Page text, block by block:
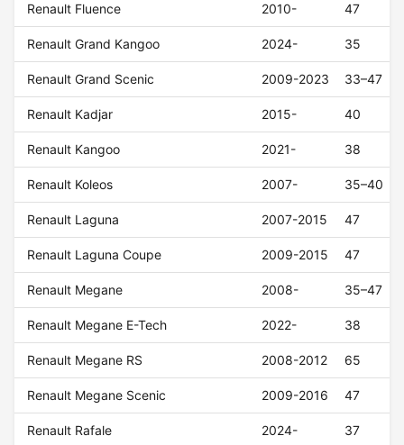
Renault Fluence 2010- 47
Renault Grand Kangoo 2024- 35
Renault Grand Scenic 2009-2023 33–47
Renault Kadjar 2015- 40
Renault Kangoo 2021- 38
Renault Koleos 2007- 35–40
Renault Laguna 2007-2015 47
Renault Laguna Coupe 2009-2015 47
Renault Megane 2008- 35–47
Renault Megane E-Tech 2022- 38
Renault Megane RS 2008-2012 65
Renault Megane Scenic 2009-2016 47
Renault Rafale 2024- 37